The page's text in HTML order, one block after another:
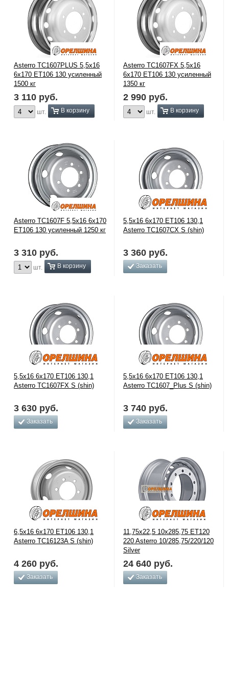
Asterro TC1607PLUS 5,5x16
6x170 ЕТ106 130 усиленный
1500 кг
3 110 руб.
шт. В корзину
Asterro TC1607FX 5,5x16
6x170 ЕТ106 130 усиленный
1350 кг
2 990 руб.
шт. В корзину
Asterro TC1607F 5,5x16 6x170
ЕТ106 130 усиленный 1250 кг
3 310 руб.
шт. В корзину
5,5x16 6x170 ET106 130,1
Asterro TC1607CX S (shin)
3 360 руб.
Заказать
5,5x16 6x170 ET106 130,1
Asterro TC1607FX S (shin)
3 630 руб.
Заказать
5,5x16 6x170 ET106 130,1
Asterro TC1607_Plus S (shin)
3 740 руб.
Заказать
6,5x16 6x170 ET106 130,1
Asterro TC16123A S (shin)
4 260 руб.
Заказать
11,75x22,5 10x285,75 ET120
220 Asterro 10/285,75/220/120
Silver
24 640 руб.
Заказать